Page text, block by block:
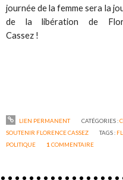
journée de la femme sera la
de la libération de
Cassez !
LIEN PERMANENT CATÉGORIES :
SOUTENIR FLORENCE CASSEZ
TAGS :
POLITIQUE
1 COMMENTAIRE